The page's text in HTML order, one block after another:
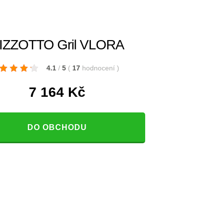
Gril VLORA
4.1 / 5 ( 17 hodnocení )
7 164 Kč
DO OBCHODU